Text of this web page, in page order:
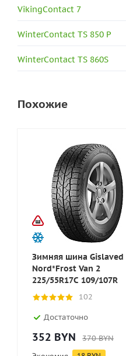
VikingContact 7
WinterContact TS 850 P
WinterContact TS 860S
Похожие
Зимняя шина Gislaved
Nord*Frost Van 2
225/55R17C 109/107R
102
Достаточно
352 BYN 370BYN